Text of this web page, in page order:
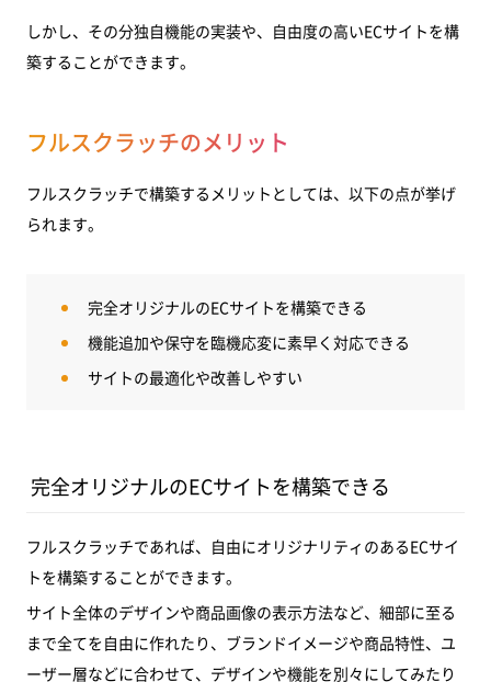
しかし、その分独自機能の実装や、自由度の高いECサイトを構
築することができます。
フルスクラッチのメリット
フルスクラッチで構築するメリットとしては、以下の点が挙げ
られます。
完全オリジナルのECサイトを構築できる
機能追加や保守を臨機応変に素早く対応できる
サイトの最適化や改善しやすい
完全オリジナルのECサイトを構築できる
フルスクラッチであれば、自由にオリジナリティのあるECサイ
トを構築することができます。
サイト全体のデザインや商品画像の表示方法など、細部に至る
まで全てを自由に作れたり、ブランドイメージや商品特性、ユ
ーザー層などに合わせて、デザインや機能を別々にしてみたり